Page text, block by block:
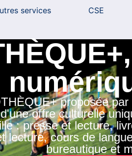
services CSE
proposée
offre culturelle
: presse et lecture,
lecture, cours de
bureautique et